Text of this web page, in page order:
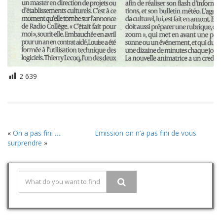
2 639
« On a pas fini ….
Emission on n’a pas fini de vous
surprendre »